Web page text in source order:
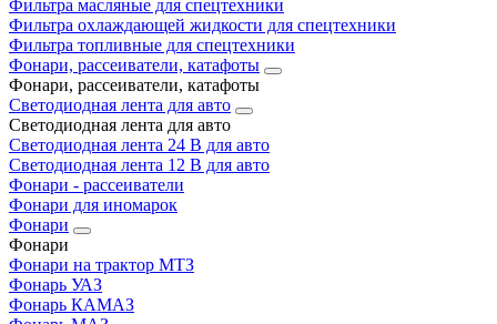
Фильтра масляные для спецтехники
Фильтра охлаждающей жидкости для спецтехники
Фильтра топливные для спецтехники
Фонари, рассеиватели, катафоты
Фонари, рассеиватели, катафоты
Светодиодная лента для авто
Светодиодная лента для авто
Светодиодная лента 24 В для авто
Светодиодная лента 12 В для авто
Фонари - рассеиватели
Фонари для иномарок
Фонари
Фонари
Фонари на трактор МТЗ
Фонарь УАЗ
Фонарь КАМАЗ